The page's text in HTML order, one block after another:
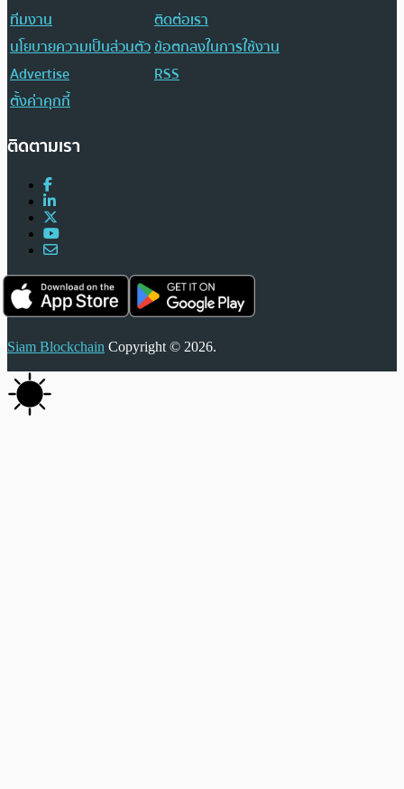
ทีมงาน
ติดต่อเรา
นโยบายความเป็นส่วนตัวข้อตกลงในการใช้งาน
Advertise
RSS
ตั้งค่าคุกกี้
ติดตามเรา
Siam Blockchain Copyright © 2026.